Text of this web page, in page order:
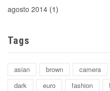
agosto 2014 (1)
Tags
asian brown camera
dark
euro fashion